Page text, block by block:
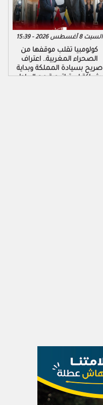
السبت 8 أغسطس 2026 - 15:39
كولومبيا تقلب موقفها من
الصحراء المغربية.. اعتراف
صريح بسيادة المملكة وبداية
شراكة استراتيجية مع الرباط